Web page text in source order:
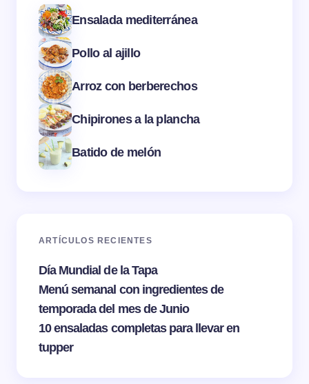
Ensalada mediterránea
Pollo al ajillo
Arroz con berberechos
Chipirones a la plancha
Batido de melón
ARTÍCULOS RECIENTES
Día Mundial de la Tapa
Menú semanal con ingredientes de
temporada del mes de Junio
10 ensaladas completas para llevar en
tupper